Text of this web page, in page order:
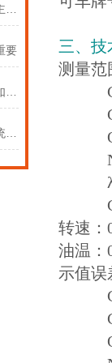
要
三、技
测量范
CO
CO2
O2
NOx
λ：
转速：
油温
示值
CO2
O2